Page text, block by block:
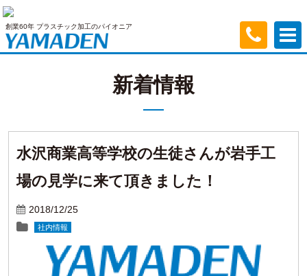
創業60年 プラスチック加工のパイオニア
新着情報
水沢商業高等学校の生徒さんが岩手工
場の見学に来て頂きました！
2018/12/25
社内情報